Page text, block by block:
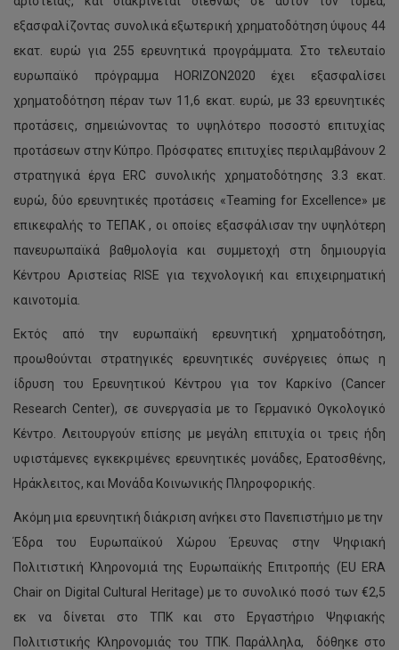
εξασφαλίζοντας συνολικά εξωτερική χρηματοδότηση ύψους 44
εκατ. ευρώ για 255 ερευνητικά προγράμματα. Στο τελευταίο
ευρωπαϊκό πρόγραμμα HORIZON2020 έχει εξασφαλίσει
χρηματοδότηση πέραν των 11,6 εκατ. ευρώ, με 33 ερευνητικές
προτάσεις, σημειώνοντας το υψηλότερο ποσοστό επιτυχίας
προτάσεων στην Κύπρο. Πρόσφατες επιτυχίες περιλαμβάνουν 2
στρατηγικά έργα ERC συνολικής χρηματοδότησης 3.3 εκατ.
ευρώ, δύο ερευνητικές προτάσεις «Teaming for Excellence» με
επικεφαλής το ΤΕΠΑΚ , οι οποίες εξασφάλισαν την υψηλότερη
πανευρωπαϊκά βαθμολογία και συμμετοχή στη δημιουργία
Κέντρου Αριστείας RISE για τεχνολογική και επιχειρηματική
καινοτομία.
Εκτός από την ευρωπαϊκή ερευνητική χρηματοδότηση,
προωθούνται στρατηγικές ερευνητικές συνέργειες όπως η
ίδρυση του Ερευνητικού Κέντρου για τον Καρκίνο (Cancer
Research Center), σε συνεργασία με το Γερμανικό Ογκολογικό
Κέντρο. Λειτουργούν επίσης με μεγάλη επιτυχία οι τρεις ήδη
υφιστάμενες εγκεκριμένες ερευνητικές μονάδες, Ερατοσθένης,
Ηράκλειτος, και Μονάδα Κοινωνικής Πληροφορικής.
Ακόμη μια ερευνητική διάκριση ανήκει στο Πανεπιστήμιο με την
Έδρα του Ευρωπαϊκού Χώρου Έρευνας στην Ψηφιακή
Πολιτιστική Κληρονομιά της Ευρωπαϊκής Επιτροπής (EU ERA
Chair on Digital Cultural Heritage) με το συνολικό ποσό των €2,5
εκ να δίνεται στο ΤΠΚ και στο Εργαστήριο Ψηφιακής
Πολιτιστικής Κληρονομιάς του ΤΠΚ. Παράλληλα, δόθηκε στο